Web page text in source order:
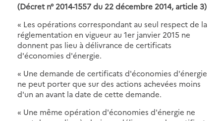
(Décret n° 2014-1557 du 22 décembre 2014, article 3)
« Les opérations correspondant au seul respect de la
réglementation en vigueur au 1er janvier 2015 ne
donnent pas lieu à délivrance de certificats
d'économies d'énergie.
« Une demande de certificats d'économies d'énergie
ne peut porter que sur des actions achevées moins
d'un an avant la date de cette demande.
« Une même opération d'économies d'énergie ne